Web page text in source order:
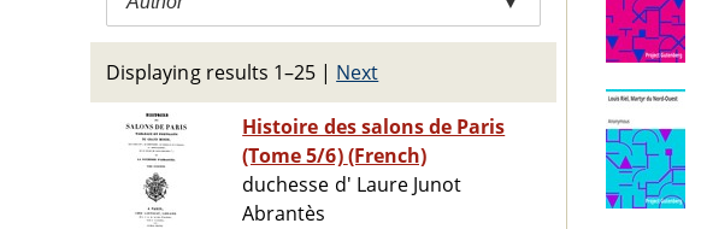
Displaying results 1–25 | Next
Histoire des salons de Paris
(Tome 5/6) (French)
duchesse d' Laure Junot
Abrantès